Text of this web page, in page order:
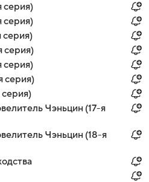
серия)
серия)
серия)
серия)
серия)
серия)
серия)
Чэньцин (17-я
Чэньцин (18-я